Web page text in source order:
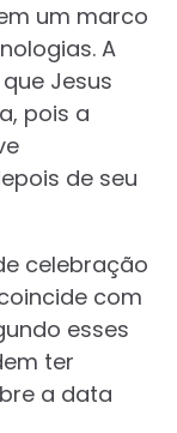
um marco
A
Jesus
pois a
de seu
celebração
com
esses
ter
a data